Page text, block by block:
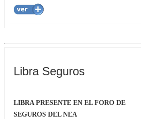
Libra Seguros
LIBRA PRESENTE EN EL FORO DE
SEGUROS DEL NEA